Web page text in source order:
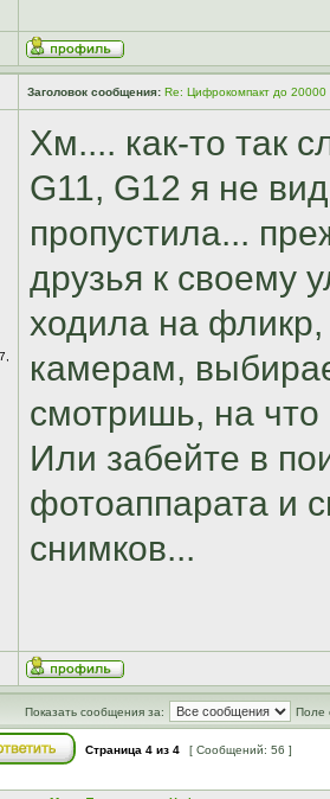
Заголовок сообщения: Re: Цифрокомпакт до
Хм.... как-то так
G11, G12 я не
пропустила...
друзья к своему
ходила на фликр,
камерам,
смотришь, на
Или забейте в
фотоаппарата и
снимков...
Показать сообщения за: Поле
Страница 4 из 4 [ Сообщений: 56 ]